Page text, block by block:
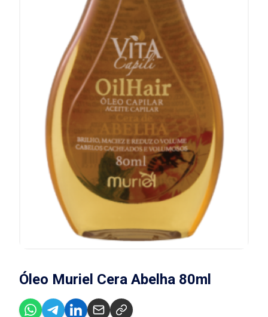
Óleo Muriel Cera Abelha 80ml